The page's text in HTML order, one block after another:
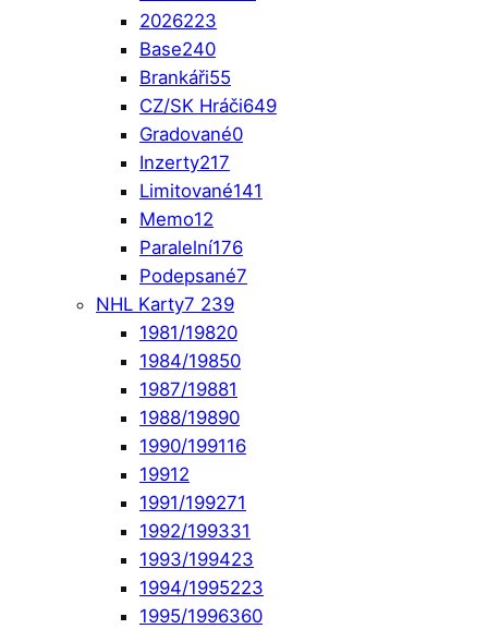
2026223
Base240
Brankáři55
CZ/SK Hráči649
Gradované0
Inzerty217
Limitované141
Memo12
Paralelní176
Podepsané7
NHL Karty7 239
1981/19820
1984/19850
1987/19881
1988/19890
1990/199116
19912
1991/199271
1992/199331
1993/199423
1994/1995223
1995/1996360